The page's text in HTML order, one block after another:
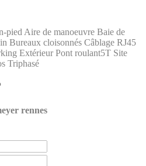
pied Aire de manoeuvre Baie de
Bureaux cloisonnés Câblage RJ45
Extérieur Pont roulant5T Site
Triphasé
rennes